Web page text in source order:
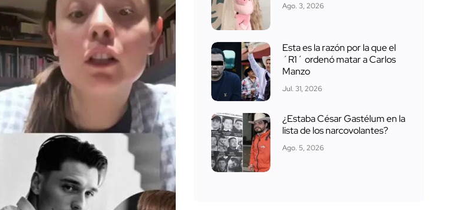
Ago. 3, 2026
Esta es la razón por la que el
´R1´ ordenó matar a Carlos
Manzo
Jul. 31, 2026
¿Estaba César Gastélum en la
lista de los narcovolantes?
Ago. 5, 2026